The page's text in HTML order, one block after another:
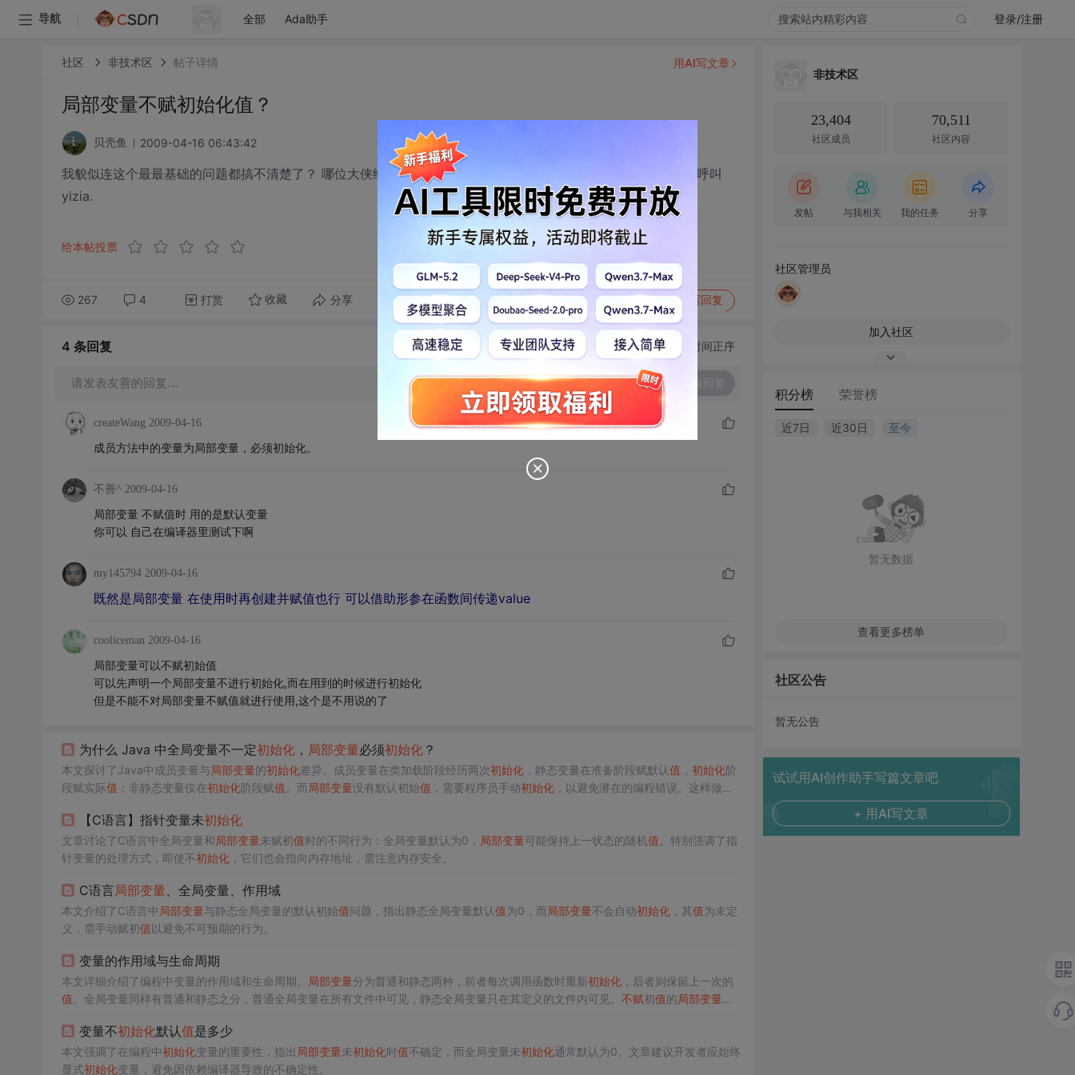
导航 全部 Ada助手 登录/注册
社区 非技术区 帖子详情
局部变量不赋初始化值？
贝壳鱼 2009-04-16 06:43:42
我貌似连这个最最基础的问题都搞不清楚了？ 哪位大侠给我讲讲呗， 局部变量可以不赋初始化值吗？呼叫老大，呼叫
yizia.
给本帖投票
267 4 打赏 收藏 分享 转发到动态 举报 写回复
用AI写文章
4 条回复 切换为时间正序
请发表友善的回复…
createWang 2009-04-16
成员方法中的变量为局部变量，必须初始化。
不善^ 2009-04-16
局部变量 不赋值时 用的是默认变量
你可以 自己在编译器里测试下啊
my145794 2009-04-16
既然是局部变量 在使用时再创建并赋值也行 可以借助形参在函数间传递value
cooliceman 2009-04-16
局部变量可以不赋初始值
可以先声明一个局部变量不进行初始化,而在用到的时候进行初始化
但是不能不对局部变量不赋值就进行使用,这个是不用说的了
为什么 Java 中全局变量不一定初始化， 局部变量必须初始化？
本文探讨了Java中成员变量与局部变量的初始化差异。成员变量在类加载阶段经历两次初始化，静态变量在准备阶段赋默认值 ， 初始化阶
段赋实际值 ；非静态变量仅在初始化阶段赋值 。而局部变量没有默认初始值 ，需要程序员手动初始化，以避免潜在的编程错误。这样做既
【C语言】指针变量未初始化
文章讨论了C语言中全局变量和局部变量未赋初值时的不同行为：全局变量默认为0， 局部变量可能保持上一状态的随机值 。特别强调了指
针变量的处理方式，即使不初始化，它们也会指向内存地址，需注意内存安全。
C语言局部变量、全局变量、作用域
本文介绍了C语言中 局部变量与静态全局变量的默认初始值问题，指出静态全局变量默认值为0，而局部变量不会自动初始化，其值为未定
义，需手动赋初值以避免不可预期的行为。
变量的作用域与生命周期
本文详细介绍了编程中变量的作用域和生命周期。 局部变量分为普通和静态两种，前者每次调用函数时重新初始化，后者则保留上一次的
值 。全局变量同样有普通和静态之分，普通全局变量在所有文件中可见，静态全局变量只在其定义的文件内可见。 不赋初值的局部变量值
变量不初始化默认值是多少
本文强调了在编程中初始化变量的重要性，指出 局部变量未初始化时值不确定，而全局变量未初始化通常默认为0。文章建议开发者应始终
显式初始化变量，避免因依赖编译器导致的不确定性。
非技术区
23,404
社区成员
70,511
社区内容
发帖 与我相关 我的任务 分享
社区管理员
加入社区
积分榜 荣誉榜
近7日 近30日 至今
暂无数据
查看更多榜单
社区公告
暂无公告
试试用AI创作助手写篇文章吧
+ 用AI写文章